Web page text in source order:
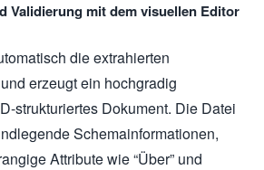
Validierung mit dem visuellen Editor
die extrahierten
erzeugt ein hochgradig
strukturiertes Dokument. Die Datei
Schemainformationen,
Attribute wie “Über” und